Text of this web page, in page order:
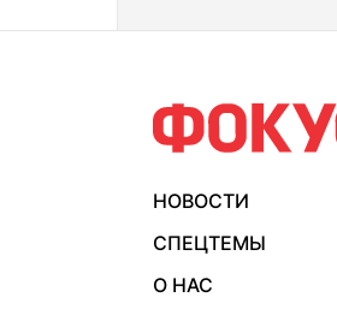
НОВОСТИ
СПЕЦТЕМЫ
О НАС